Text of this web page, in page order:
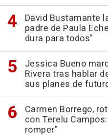
David Bustamante
padre de Paula
dura para todos"
Jessica Bueno
Rivera tras hablar
sus planes de
Carmen Borrego,
con Terelu
romper"